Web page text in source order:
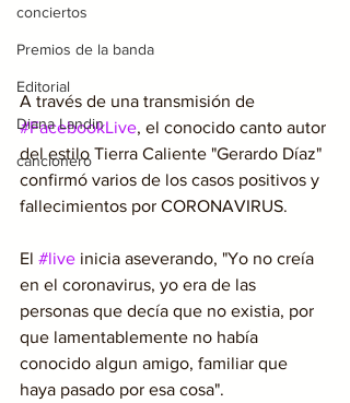
conciertos
Premios de la banda
Editorial
Diana Landin
cancionero
A través de una transmisión de
#FacebookLive, el conocido canto autor
del estilo Tierra Caliente "Gerardo Díaz"
confirmó varios de los casos positivos y
fallecimientos por CORONAVIRUS.
El #live inicia aseverando, "Yo no creía
en el coronavirus, yo era de las
personas que decía que no existia, por
que lamentablemente no había
conocido algun amigo, familiar que
haya pasado por esa cosa".